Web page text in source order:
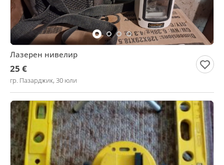
Лазерен нивелир
25 €
гр. Пазарджик, 30 юли